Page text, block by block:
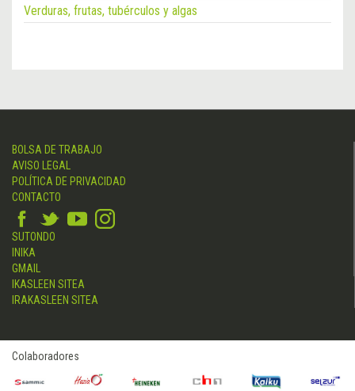
Verduras, frutas, tubérculos y algas
BOLSA DE TRABAJO
AVISO LEGAL
POLÍTICA DE PRIVACIDAD
CONTACTO
SUTONDO
INIKA
GMAIL
IKASLEEN SITEA
IRAKASLEEN SITEA
Colaboradores